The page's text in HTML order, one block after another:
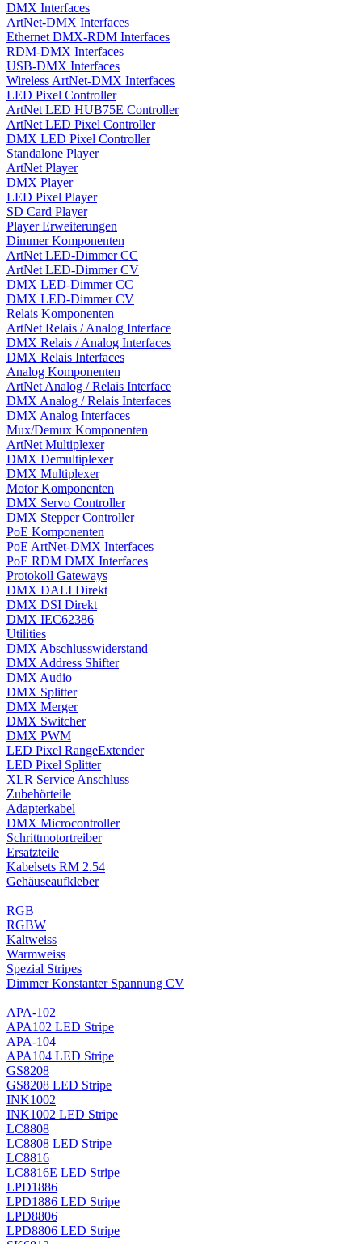
DMX Interfaces
ArtNet-DMX Interfaces
Ethernet DMX-RDM Interfaces
RDM-DMX Interfaces
USB-DMX Interfaces
Wireless ArtNet-DMX Interfaces
LED Pixel Controller
ArtNet LED HUB75E Controller
ArtNet LED Pixel Controller
DMX LED Pixel Controller
Standalone Player
ArtNet Player
DMX Player
LED Pixel Player
SD Card Player
Player Erweiterungen
Dimmer Komponenten
ArtNet LED-Dimmer CC
ArtNet LED-Dimmer CV
DMX LED-Dimmer CC
DMX LED-Dimmer CV
Relais Komponenten
ArtNet Relais / Analog Interface
DMX Relais / Analog Interfaces
DMX Relais Interfaces
Analog Komponenten
ArtNet Analog / Relais Interface
DMX Analog / Relais Interfaces
DMX Analog Interfaces
Mux/Demux Komponenten
ArtNet Multiplexer
DMX Demultiplexer
DMX Multiplexer
Motor Komponenten
DMX Servo Controller
DMX Stepper Controller
PoE Komponenten
PoE ArtNet-DMX Interfaces
PoE RDM DMX Interfaces
Protokoll Gateways
DMX DALI Direkt
DMX DSI Direkt
DMX IEC62386
Utilities
DMX Abschlusswiderstand
DMX Address Shifter
DMX Audio
DMX Splitter
DMX Merger
DMX Switcher
DMX PWM
LED Pixel RangeExtender
LED Pixel Splitter
XLR Service Anschluss
Zubehörteile
Adapterkabel
DMX Microcontroller
Schrittmotortreiber
Ersatzteile
Kabelsets RM 2.54
Gehäuseaufkleber
RGB
RGBW
Kaltweiss
Warmweiss
Spezial Stripes
Dimmer Konstanter Spannung CV
APA-102
APA102 LED Stripe
APA-104
APA104 LED Stripe
GS8208
GS8208 LED Stripe
INK1002
INK1002 LED Stripe
LC8808
LC8808 LED Stripe
LC8816
LC8816E LED Stripe
LPD1886
LPD1886 LED Stripe
LPD8806
LPD8806 LED Stripe